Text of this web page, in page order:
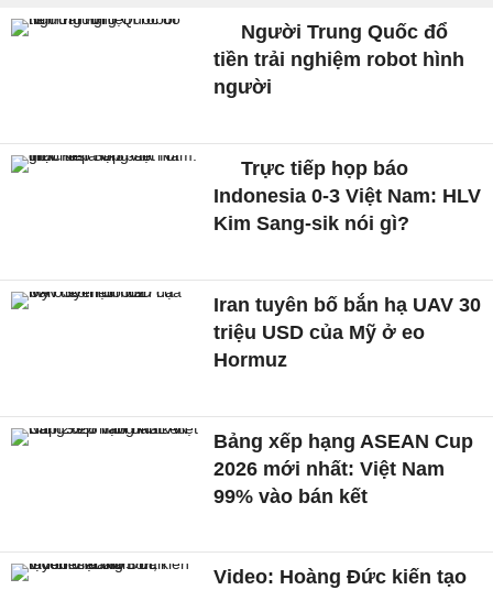
Người Trung Quốc đổ
tiền trải nghiệm robot hình
người
Trực tiếp họp báo
Indonesia 0-3 Việt Nam: HLV
Kim Sang-sik nói gì?
Iran tuyên bố bắn hạ UAV 30
triệu USD của Mỹ ở eo
Hormuz
Bảng xếp hạng ASEAN Cup
2026 mới nhất: Việt Nam
99% vào bán kết
Video: Hoàng Đức kiến tạo